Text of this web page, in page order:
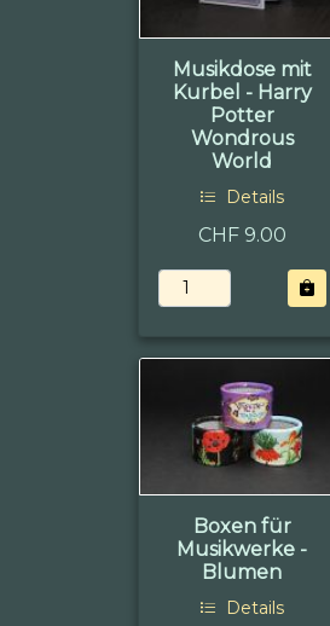
Musikdose mit
Kurbel - Harry
Potter
Wondrous
World
Details
CHF 9.00
Boxen für
Musikwerke -
Blumen
Details